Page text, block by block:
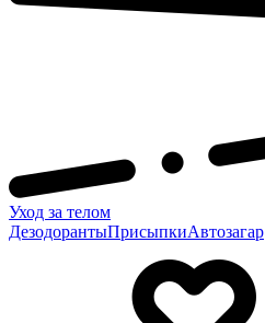
Уход за телом
ДезодорантыПрисыпкиАвтозагар